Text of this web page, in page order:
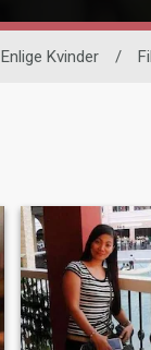
Enlige Kvinder /